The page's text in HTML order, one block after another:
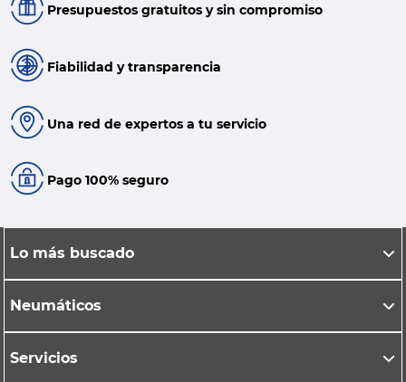
Presupuestos gratuitos y sin compromiso
Fiabilidad y transparencia
Una red de expertos a tu servicio
Pago 100% seguro
Lo más buscado
Neumáticos
Servicios